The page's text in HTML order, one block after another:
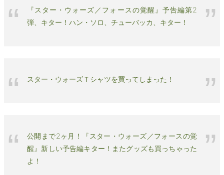
『スター・ウォーズ／フォースの覚醒』予告編第2
弾、キター！ハン・ソロ、チューバッカ、キター！
スター・ウォーズＴシャツを買ってしまった！
公開まで2ヶ月！『スター・ウォーズ／フォースの覚
醒』新しい予告編キター！またグッズも買っちゃった
よ！